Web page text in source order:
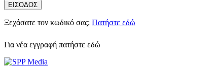
ΕΙΣΟΔΟΣ
Ξεχάσατε τον κωδικό σας; Πατήστε εδώ
Για νέα εγγραφή πατήστε εδώ